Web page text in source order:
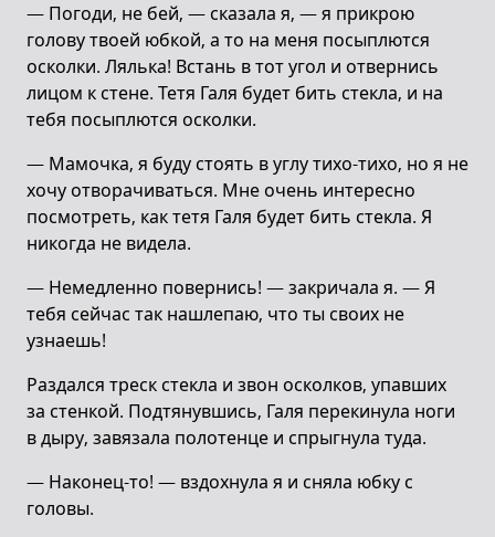
— Погоди, не бей, — сказала я, — я прикрою
голову твоей юбкой, а то на меня посыплются
осколки. Лялька! Встань в тот угол и отвернись
лицом к стене. Тетя Галя будет бить стекла, и на
тебя посыплются осколки.
— Мамочка, я буду стоять в углу тихо-тихо, но я не
хочу отворачиваться. Мне очень интересно
посмотреть, как тетя Галя будет бить стекла. Я
никогда не видела.
— Немедленно повернись! — закричала я. — Я
тебя сейчас так нашлепаю, что ты своих не
узнаешь!
Раздался треск стекла и звон осколков, упавших
за стенкой. Подтянувшись, Галя перекинула ноги
в дыру, завязала полотенце и спрыгнула туда.
— Наконец-то! — вздохнула я и сняла юбку с
головы.